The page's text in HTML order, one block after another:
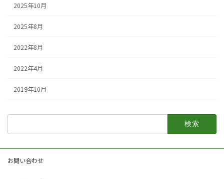
2025年10月
2025年8月
2022年8月
2022年4月
2019年10月
検
お問い合わせ